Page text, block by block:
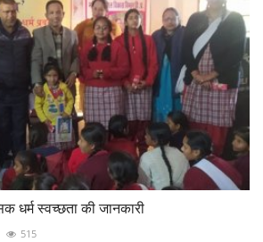
धर्म स्वच्छता की जानकारी
515